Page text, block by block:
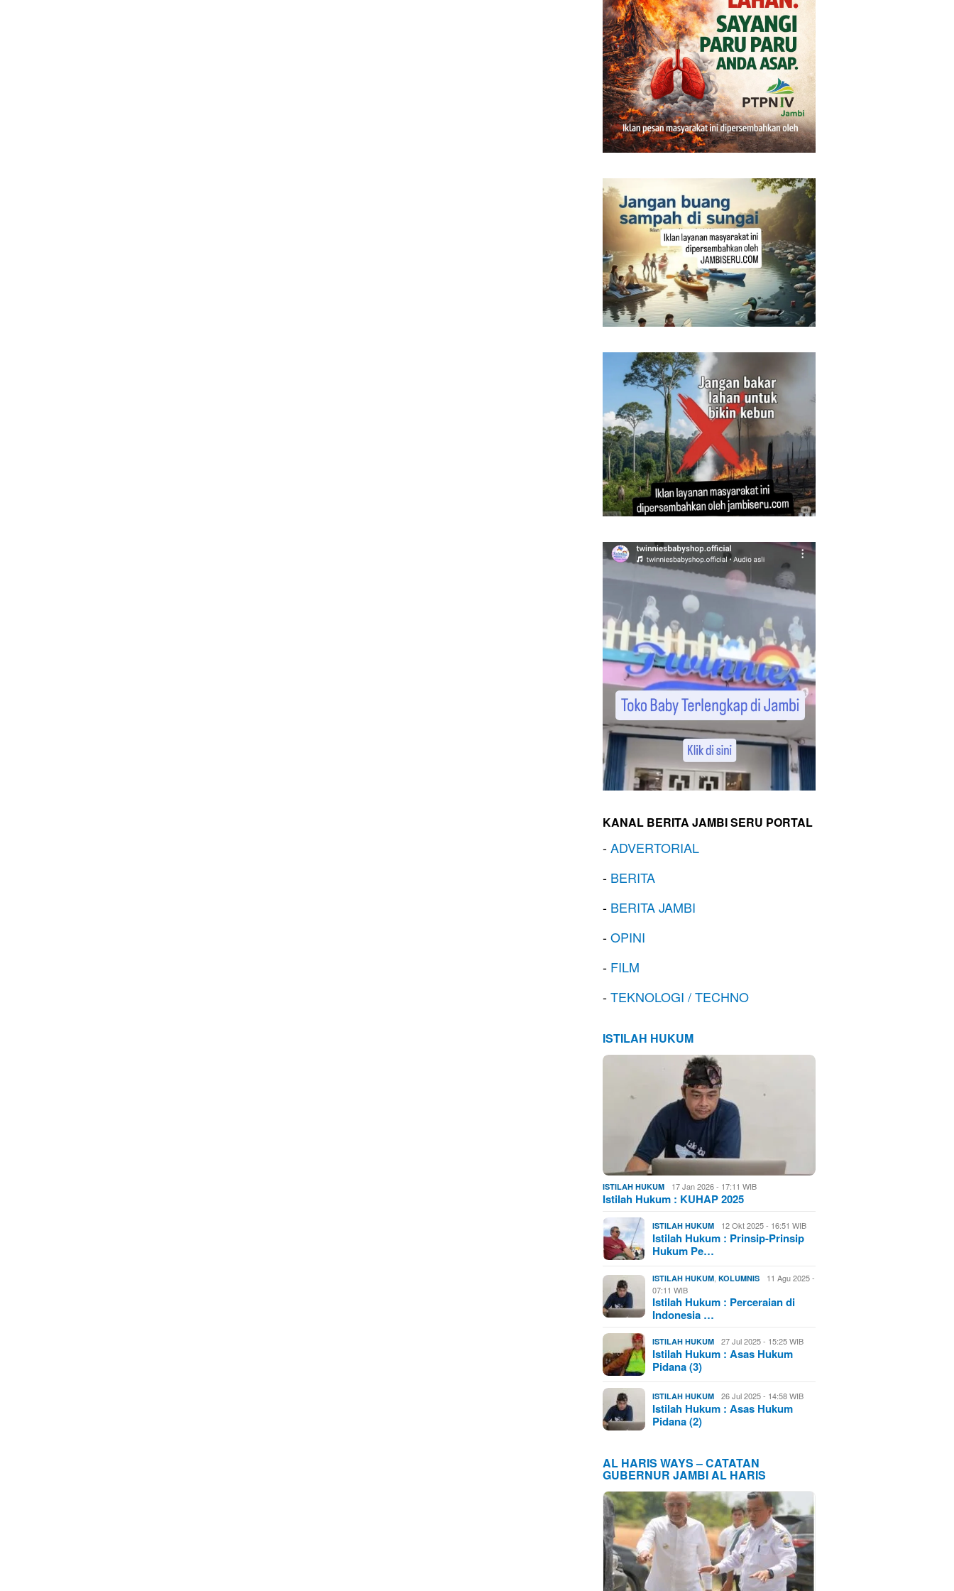
KANAL BERITA JAMBI SERU PORTAL
-ADVERTORIAL
- BERITA
- BERITA JAMBI
-OPINI
- FILM
-TEKNOLOGI / TECHNO
ISTILAH HUKUM
ISTILAH HUKUM 17 Jan 2026 - 17:11 WIB
Istilah Hukum : KUHAP 2025
ISTILAH HUKUM 12 Okt 2025 - 16:51 WIB
Istilah Hukum : Prinsip-Prinsip
Hukum Pe…
ISTILAH HUKUM ,KOLUMNIS
11 Agu 2025 -
07:11 WIB
Istilah Hukum : Perceraian di
Indonesia …
ISTILAH HUKUM 27 Jul 2025 - 15:25 WIB
Istilah Hukum : Asas Hukum
Pidana (3)
ISTILAH HUKUM 26 Jul 2025 - 14:58 WIB
Istilah Hukum : Asas Hukum
Pidana (2)
AL HARIS WAYS – CATATAN
GUBERNUR JAMBI AL HARIS